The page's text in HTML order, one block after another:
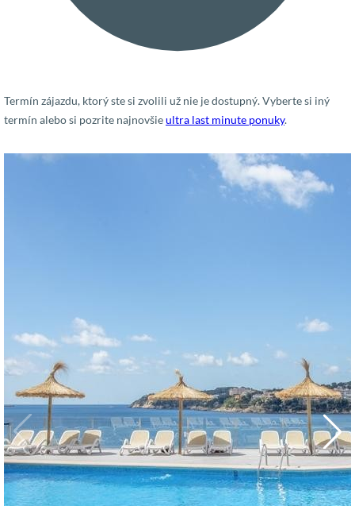
Termín zájazdu, ktorý ste si zvolili už nie je dostupný. Vyberte si iný
termín alebo si pozrite najnovšieultra last minute ponuky.